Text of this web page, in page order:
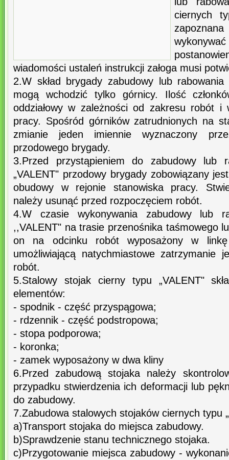
ciernych
wiadomości ustaleń instrukcji załoga musi
2.W skład brygady zabudowy lub rabowania
mogą wchodzić tylko górnicy. Ilość
oddziałowy w zależności od zakresu robót i
pracy. Spośród górników zatrudnionych na
zmianie jeden imiennie wyznaczony
przodowego brygady.
3.Przed przystąpieniem do zabudowy lub
„VALENT" przodowy brygady zobowiązany
obudowy w rejonie stanowiska pracy.
należy usunąć przed rozpoczęciem robót.
4.W czasie wykonywania zabudowy lub
,,VALENT" na trasie przenośnika taśmowego
on na odcinku robót wyposażony w linkę
umożliwiającą natychmiastowe zatrzymanie
robót.
5.Stalowy stojak cierny typu „VALENT"
elementów:
- spodnik - część przyspągowa;
- rdzennik - część podstropowa;
- stopa podporowa;
- koronka;
- zamek wyposażony w dwa kliny
6.Przed zabudową stojaka należy
przypadku stwierdzenia ich deformacji lub
do zabudowy.
7.Zabudowa stalowych stojaków ciernych typu
a)Transport stojaka do miejsca zabudowy.
b)Sprawdzenie stanu technicznego stojaka.
c)Przygotowanie miejsca zabudowy -